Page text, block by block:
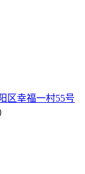
区幸福一村55号